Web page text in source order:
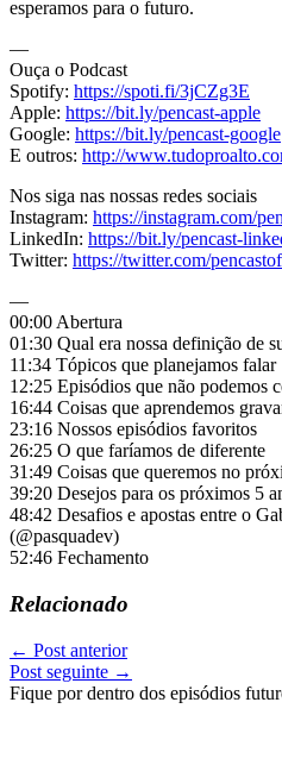
esperamos para o futuro.
—
Ouça o Podcast
Spotify: https://spoti.fi/3jCZg3E
Apple: https://bit.ly/pencast-apple
Google: https://bit.ly/pencast-google
E outros: http://
Nos siga nas nossas redes sociais
Instagram: https://instagram.com/
LinkedIn: https://bit.ly/pencast-
Twitter: https://twitter.com/
—
00:00 Abertura
01:30 Qual era nossa definição de
11:34 Tópicos que planejamos falar
12:25 Episódios que não podemos
16:44 Coisas que aprendemos
23:16 Nossos episódios favoritos
26:25 O que faríamos de diferente
31:49 Coisas que queremos no
39:20 Desejos para os próximos 5
48:42 Desafios e apostas entre o
(@pasquadev)
52:46 Fechamento
Relacionado
← Post anterior
Post seguinte →
Fique por dentro dos episódios